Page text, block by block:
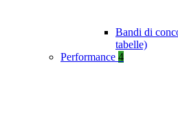
Bandi di
tabelle)
Performance 4